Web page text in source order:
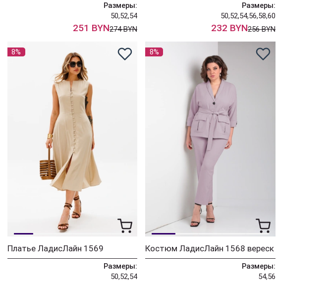
Размеры:
50,52,54
251 BYN274 BYN
Размеры:
50,52,54,56,58,60
232 BYN256 BYN
8%
Платье ЛадисЛайн 1569
Размеры:
50,52,54
8%
Костюм ЛадисЛайн 1568 вереск
Размеры:
54,56